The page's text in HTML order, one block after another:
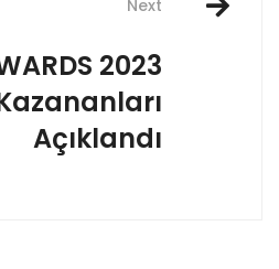
Next
2023
Açıklandı